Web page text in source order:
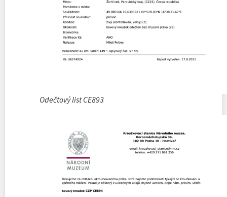
Odečtový list CE893